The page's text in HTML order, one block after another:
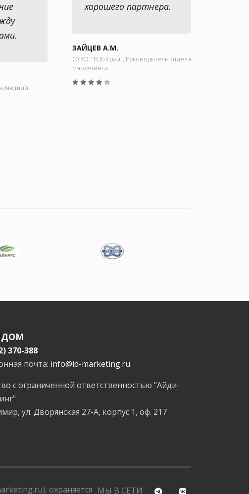
хорошего партнера.
ЗАЙЦЕВ А.М.
ООО "ТСК-Урал", Руководитель отдела
маркетинга
370-388
почта: info@id-marketing.ru
с ограниченной ответственностью "Айди-
ул. Дворянская 27-А, корпус 1, оф. 217
МЫ В СЕТИ
охраняется